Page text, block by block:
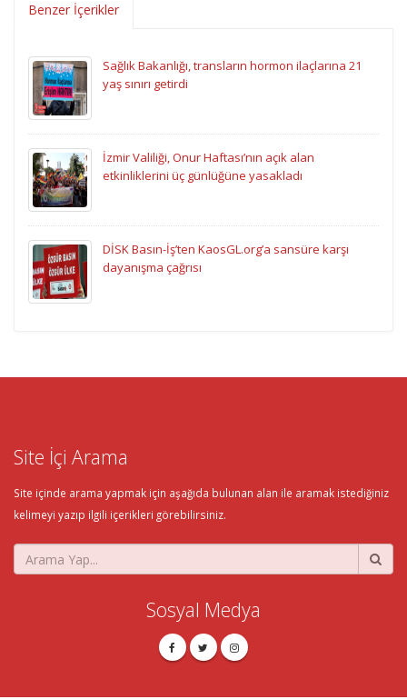
Benzer İçerikler
Sağlık Bakanlığı, transların hormon ilaçlarına 21
yaş sınırı getirdi
İzmir Valiliği, Onur Haftası’nın açık alan
etkinliklerini üç günlüğüne yasakladı
DİSK Basın-İş’ten KaosGL.org’a sansüre karşı
dayanışma çağrısı
Site İçi Arama
Site içinde arama yapmak için aşağıda bulunan alan ile aramak istediğiniz
kelimeyi yazıp ilgili içerikleri görebilirsiniz.
Sosyal Medya